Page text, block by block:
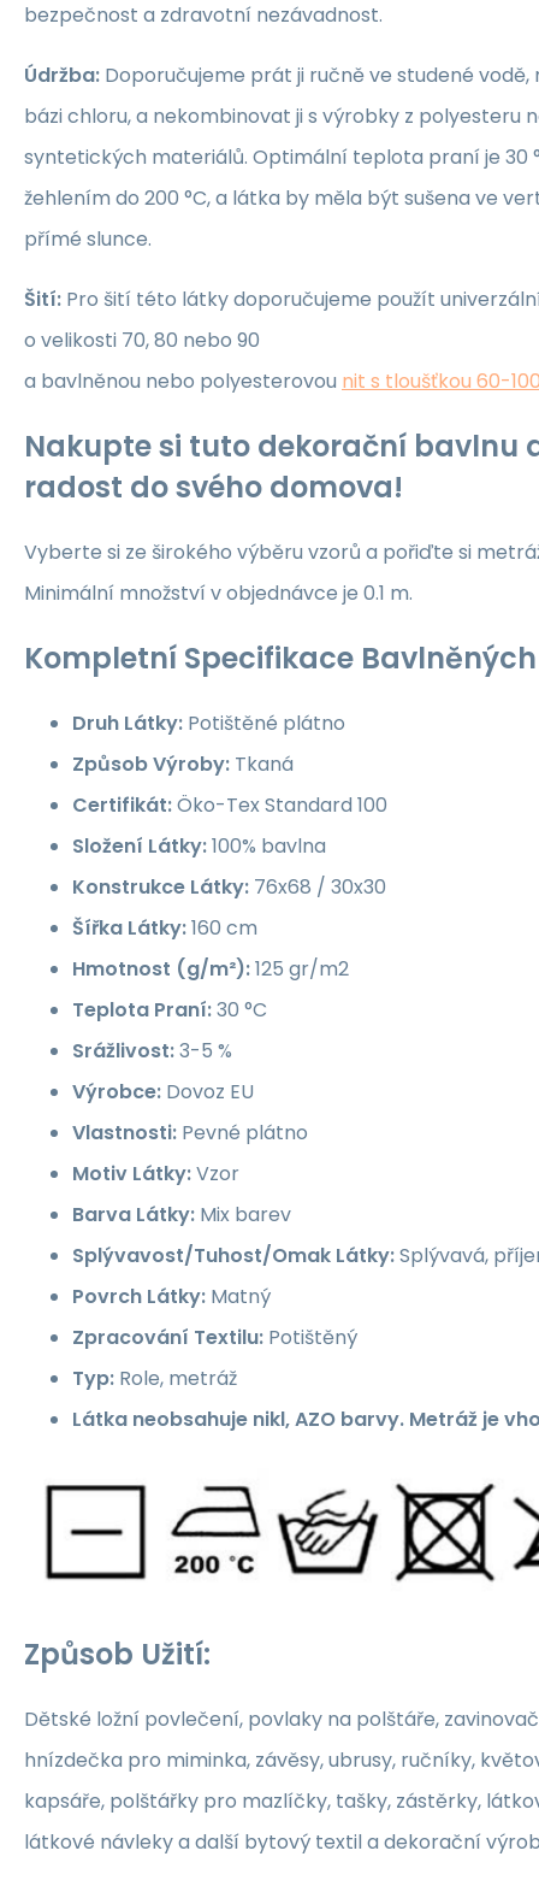
bezpečnost a zdravotní nezávadnost.
Údržba: Doporučujeme prát ji ručně ve studené
bázi chloru, a nekombinovat ji s výrobky z polyesteru
syntetických materiálů. Optimální teplota praní je 30
žehlením do 200 °C, a látka by měla být sušena ve
přímé slunce.
Šití: Pro šití této látky doporučujeme použít
o velikosti 70, 80 nebo 90
a bavlněnou nebo polyesterovou nit s tloušťkou 60-
Nakupte si tuto dekorační bavlnu
radost do svého domova!
Vyberte si ze širokého výběru vzorů a pořiďte si
Minimální množství v objednávce je 0.1 m.
Kompletní Specifikace
Druh Látky: Potištěné plátno
Způsob Výroby: Tkaná
Certifikát:Öko-Tex Standard 100
Složení Látky:100% bavlna
Konstrukce Látky: 76x68 / 30x30
Šířka Látky:160 cm
Hmotnost (g/m²):125 gr/m2
Teplota Praní:30 °C
Srážlivost:3-5 %
Výrobce: Dovoz EU
Vlastnosti: Pevné plátno
Motiv Látky:Vzor
Barva Látky: Mix barev
Splývavost/Tuhost/Omak Látky:Splývavá,
Povrch Látky: Matný
Zpracování Textilu: Potištěný
Typ: Role, metráž
Látka neobsahuje nikl, AZO barvy. Metráž je
Způsob Užití:
Dětské ložní povlečení, povlaky na polštáře,
hnízdečka pro miminka, závěsy, ubrusy, ručníky,
kapsáře, polštářky pro mazlíčky, tašky, zástěrky,
látkové návleky a další bytový textil a dekorační